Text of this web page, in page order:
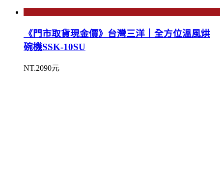
《門市取貨現金價》台灣三洋｜全方位溫風烘
碗機SSK-10SU
NT.2090元